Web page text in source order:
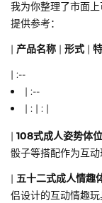
我为你整理了市面
提供参考：
| 产品名称 | 形式 |
| :--
| :--
| : | : |
| 108式成人姿势体
骰子等搭配作为互
| 五十二式成人情趣
侣设计的互动情趣